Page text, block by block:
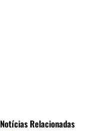
Notícias Relacionadas